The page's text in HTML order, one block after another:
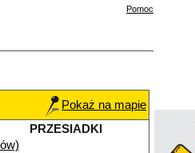
Pomoc
Pokaż na mapie
PRZESIADKI